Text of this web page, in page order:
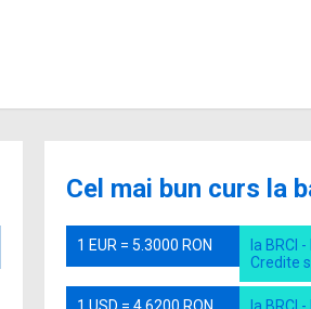
Cel mai bun curs la
1 EUR = 5.3000 RON
la BRCI
Credite